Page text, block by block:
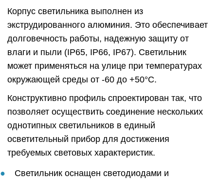
Корпус светильника выполнен из
экструдированного алюминия. Это обеспечивает
долговечность работы, надежную защиту от
влаги и пыли (IP65, IP66, IP67). Светильник
может применяться на улице при температурах
окружающей среды от -60 до +50°C.
Конструктивно профиль спроектирован так, что
позволяет осуществить соединение нескольких
однотипных светильников в единый
осветительный прибор для достижения
требуемых световых характеристик.
Светильник оснащен светодиодами и